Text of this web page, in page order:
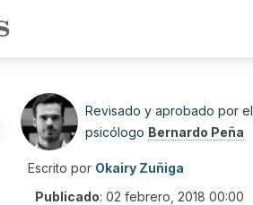
Revisado y aprobado por el
psicólogo Bernardo Peña
Escrito por Okairy Zuñiga
Publicado: 02 febrero, 2018 00:00